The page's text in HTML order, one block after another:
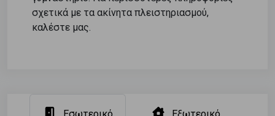
σχετικά με τα ακίνητα πλειστηριασμού,
καλέστε μας.
Εσωτερικό Εξωτερικό